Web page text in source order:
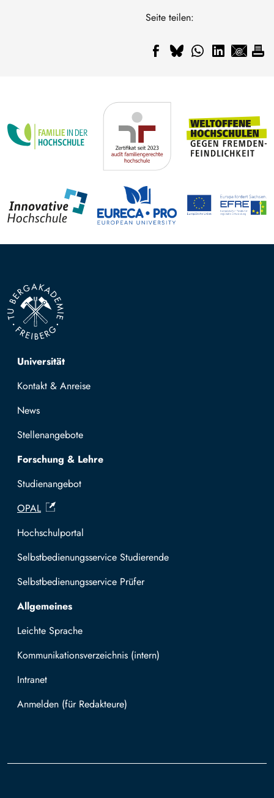
Seite teilen:
Top navigation
Universität
Kontakt & Anreise
News
Stellenangebote
Forschung & Lehre
Studienangebot
OPAL
Hochschulportal
Selbstbedienungsservice Studierende
Selbstbedienungsservice Prüfer
Allgemeines
Leichte Sprache
Kommunikationsverzeichnis (intern)
Intranet
Mit TUBAF Login anmelden